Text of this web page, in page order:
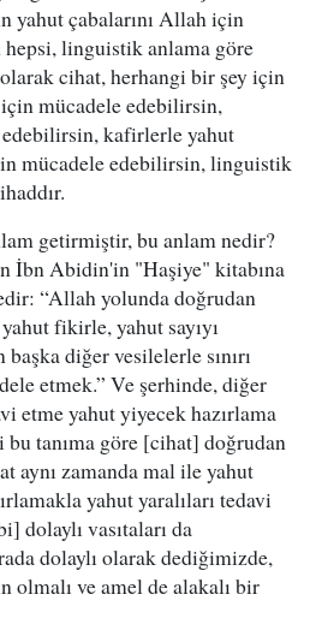
yahut çabalarını Allah için
linguistik anlama göre
cihat, herhangi bir şey için
mücadele edebilirsin,
kafirlerle yahut
mücadele edebilirsin, linguistik
getirmiştir, bu anlam nedir?
İbn Abidin'in "Haşiye" kitabına
“Allah yolunda doğrudan
fikirle, yahut sayıyı
diğer vesilelerle sınırı
etmek.” Ve şerhinde, diğer
etme yahut yiyecek hazırlama
tanıma göre [cihat] doğrudan
aynı zamanda mal ile yahut
yahut yaralıları tedavi
dolaylı vasıtaları da
dolaylı olarak dediğimizde,
olmalı ve amel de alakalı bir